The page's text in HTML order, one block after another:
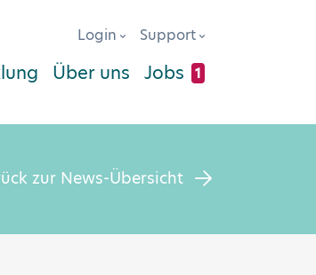
Über uns Jobs 1
Login Support
zur News-Übersicht